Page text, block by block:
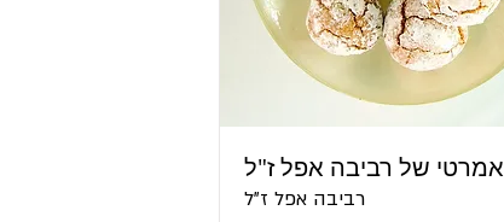
אמרטי של רביבה אפל ז"ל
רביבה אפל ז"ל